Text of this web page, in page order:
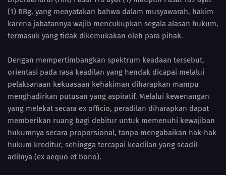
(1) RBg, yang menyatakan bahwa dalam musyawarah, hakim
karena jabatannya wajib mencukupkan segala alasan hukum,
termasuk yang tidak dikemukakan oleh para pihak.
Dengan mempertimbangkan spektrum keadaan tersebut,
orientasi pada rasa keadilan yang hendak dicapai melalui
pelaksanaan kekuasaan kehakiman diharapkan mampu
menghadirkan putusan yang aspiratif. Melalui kewenangan
yang melekat secara ex officio, peradilan diharapkan dapat
memberikan ruang bagi debitur untuk memenuhi kewajiban
hukumnya secara proporsional, tanpa mengabaikan hak-hak
hukum kreditur, sehingga tercapai keadilan yang seadil-
adilnya (ex aequo et bono).